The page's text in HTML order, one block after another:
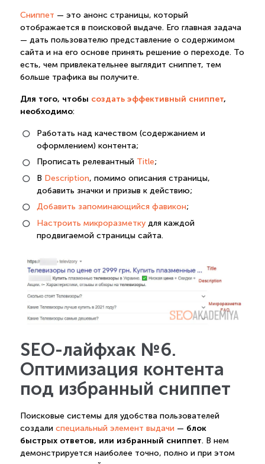
Сниппет — это анонс страницы, который
отображается в поисковой выдаче. Его главная задача
— дать пользователю представление о содержимом
сайта и на его основе принять решение о переходе. То
есть, чем привлекательнее выглядит сниппет, тем
больше трафика вы получите.
Для того, чтобы создать эффективный сниппет,
необходимо:
Работать над качеством (содержанием и
оформлением) контента;
Прописать релевантный Title;
В Description, помимо описания страницы,
добавить значки и призыв к действию;
Добавить запоминающийся фавикон;
Настроить микроразметкудля каждой
продвигаемой страницы сайта.
SEO-лайфхак №6.
Оптимизация контента
под избранный сниппет
Поисковые системы для удобства пользователей
создали специальный элемент выдачи — блок
быстрых ответов, или избранный сниппет. В нем
демонстрируется наиболее точно, полно и при этом